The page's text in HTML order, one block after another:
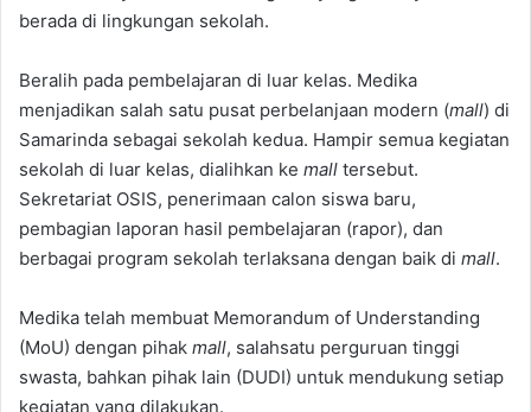
berada di lingkungan sekolah.
Beralih pada pembelajaran di luar kelas. Medika
menjadikan salah satu pusat perbelanjaan modern (mall) di
Samarinda sebagai sekolah kedua. Hampir semua kegiatan
sekolah di luar kelas, dialihkan ke mall tersebut.
Sekretariat OSIS, penerimaan calon siswa baru,
pembagian laporan hasil pembelajaran (rapor), dan
berbagai program sekolah terlaksana dengan baik di mall.
Medika telah membuat Memorandum of Understanding
(MoU) dengan pihak mall, salahsatu perguruan tinggi
swasta, bahkan pihak lain (DUDI) untuk mendukung setiap
kegiatan yang dilakukan.